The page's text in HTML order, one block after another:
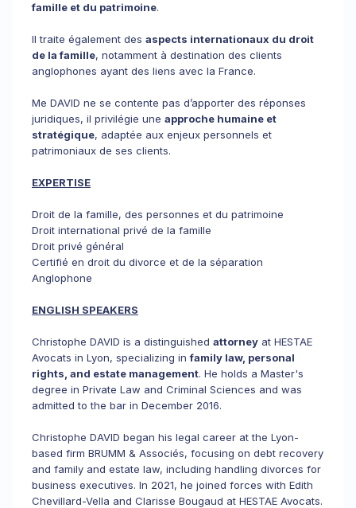
famille et du patrimoine.
Il traite également des aspects internationaux du droit
de la famille, notamment à destination des clients
anglophones ayant des liens avec la France.
Me DAVID ne se contente pas d’apporter des réponses
juridiques, il privilégie une approche humaine et
stratégique, adaptée aux enjeux personnels et
patrimoniaux de ses clients.
EXPERTISE
Droit de la famille, des personnes et du patrimoine
Droit international privé de la famille
Droit privé général
Certifié en droit du divorce et de la séparation
Anglophone
ENGLISH SPEAKERS
Christophe DAVID is a distinguished attorney at HESTAE
Avocats in Lyon, specializing infamily law, personal
rights, and estate management. He holds a Master's
degree in Private Law and Criminal Sciences and was
admitted to the bar in December 2016.
Christophe DAVID began his legal career at the Lyon-
based firm BRUMM & Associés, focusing on debt recovery
and family and estate law, including handling divorces for
business executives. In 2021, he joined forces with Edith
Chevillard-Vella and Clarisse Bougaud at HESTAE Avocats.